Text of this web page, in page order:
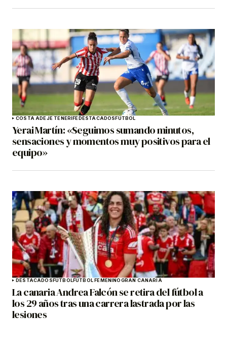
COSTA ADEJE TENERIFEDESTACADOSFÚTBOL
Yerai Martín: «Seguimos sumando minutos,
sensaciones y momentos muy positivos para el
equipo»
DESTACADOSFÚTBOLFÚTBOL FEMENINOGRAN CANARIA
La canaria Andrea Falcón se retira del fútbol a
los 29 años tras una carrera lastrada por las
lesiones